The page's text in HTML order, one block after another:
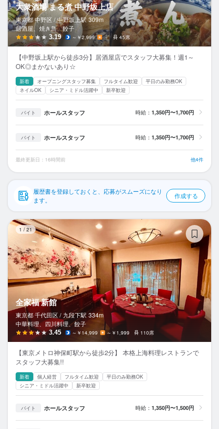
応募履歴
WEB履歴書
スカウト・メルマガ受信設定
ヘルプ・お問い合わせフォーム
食べログ求人PRESS
プライバシーポリシー
利用規約
企業情報
大衆酒場 まる煮 中野坂上店
東京都 中野区 / 中野坂上駅 309m
居酒屋、焼き鳥、餃子
3.19 ～￥2,999 － 45席
【中野坂上駅から徒歩3分】居酒屋店でスタッフ大募集！週1～
OK◎まかないあり☆
新着 オープニングスタッフ募集 フルタイム歓迎
平日のみ勤務OK
ネイルOK
シニア・ミドル活躍中 新卒歓迎
バイト ホールスタッフ 時給： 1,350円〜1,700円
バイト ホールスタッフ 時給： 1,350円〜1,700円
最終更新日：16時間前 他4件
履歴書を登録しておくと、応募がスムーズになり
ます。
作成する
1 / 21
全家福 新館
東京都 千代田区 / 九段下駅 334m
中華料理、四川料理、餃子
3.45 ～￥14,999 ～￥1,999 110席
【東京メトロ神保町駅から徒歩2分】 本格上海料理レストランで
スタッフ大募集!!
新着 個人経営 フルタイム歓迎
平日のみ勤務OK
シニア・ミドル活躍中
新卒歓迎
バイト ホールスタッフ 時給： 1,350円〜1,500円